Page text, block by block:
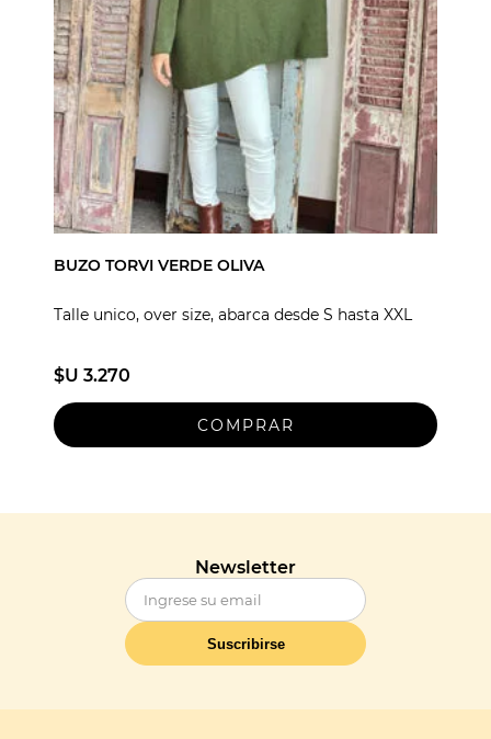
BUZO TORVI VERDE OLIVA
Talle unico, over size, abarca desde S hasta XXL
$U 3.270
Newsletter
Suscribirse